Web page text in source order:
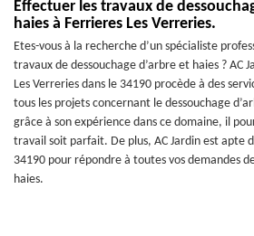
Effectuer les travaux de
haies à Ferrieres Les Verreries.
Etes-vous à la recherche d’un spécialiste
travaux de dessouchage d’arbre et haies ? AC
Les Verreries dans le 34190 procède à des
tous les projets concernant le dessouchage
grâce à son expérience dans ce domaine, il
travail soit parfait. De plus, AC Jardin est apte
34190 pour répondre à toutes vos demandes
haies.